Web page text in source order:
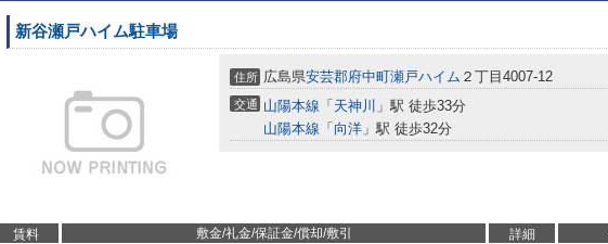
新谷瀬戸ハイム駐車場
住所 広島県安芸郡府中町瀬戸ハイム ２丁目4007-12
交通 山陽本線 「 天神川 」駅 徒歩33分
山陽本線 「 向洋 」駅 徒歩32分
賃料 敷金/礼金/保証金/償却/敷引 詳細